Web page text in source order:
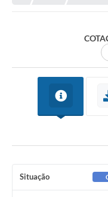
Galeria de Fotos
Arquivos para Download
Carta de Serviços
Situação